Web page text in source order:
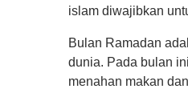
islam diwajibkan
Bulan Ramadan
dunia. Pada bulan
menahan makan